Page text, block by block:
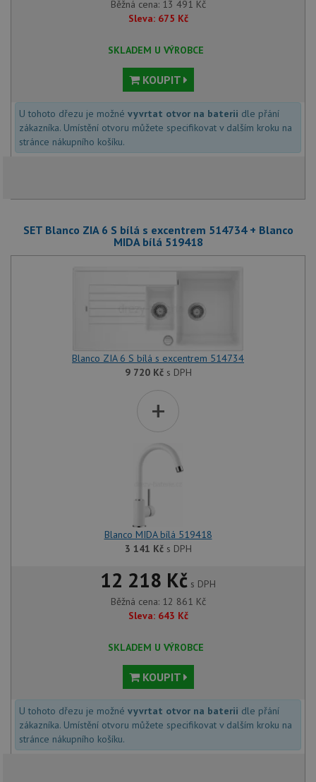
Běžná cena: 13 491 Kč
Sleva: 675 Kč
SKLADEM U VÝROBCE
KOUPIT
U tohoto dřezu je možné vyvrtat otvor na baterii dle přání
zákazníka. Umístění otvoru můžete specifikovat v dalším kroku na
stránce nákupního košíku.
SET Blanco ZIA 6 S bílá s excentrem 514734 + Blanco
MIDA bílá 519418
Blanco ZIA 6 S bílá s excentrem 514734
9 720 Kčs DPH
+
Blanco MIDA bílá 519418
3 141 Kčs DPH
12 218 Kč s DPH
Běžná cena: 12 861 Kč
Sleva: 643 Kč
SKLADEM U VÝROBCE
KOUPIT
U tohoto dřezu je možné vyvrtat otvor na baterii dle přání
zákazníka. Umístění otvoru můžete specifikovat v dalším kroku na
stránce nákupního košíku.